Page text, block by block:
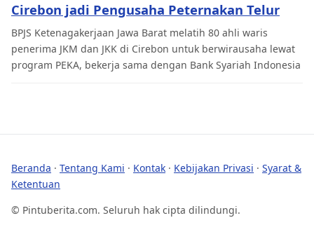
Cirebon jadi Pengusaha Peternakan Telur
BPJS Ketenagakerjaan Jawa Barat melatih 80 ahli waris
penerima JKM dan JKK di Cirebon untuk berwirausaha lewat
program PEKA, bekerja sama dengan Bank Syariah Indonesia
Beranda · Tentang Kami · Kontak · Kebijakan Privasi · Syarat &
Ketentuan
© Pintuberita.com. Seluruh hak cipta dilindungi.